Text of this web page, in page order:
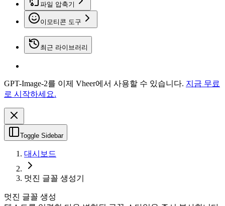
파일 압축기
이모티콘 도구
최근 라이브러리
GPT-Image-2를 이제 Vheer에서 사용할 수 있습니다. 지금 무료
로 시작하세요.
Toggle Sidebar
대시보드
멋진 글꼴 생성기
멋진 글꼴 생성